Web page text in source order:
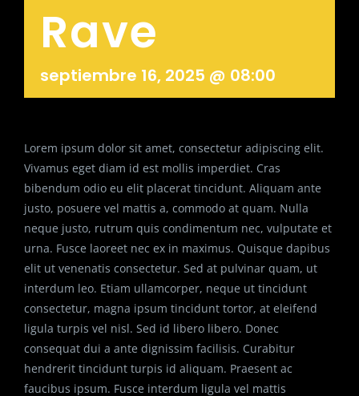
Rave
septiembre 16, 2025 @ 08:00
Lorem ipsum dolor sit amet, consectetur adipiscing elit.
Vivamus eget diam id est mollis imperdiet. Cras
bibendum odio eu elit placerat tincidunt. Aliquam ante
justo, posuere vel mattis a, commodo at quam. Nulla
neque justo, rutrum quis condimentum nec, vulputate et
urna. Fusce laoreet nec ex in maximus. Quisque dapibus
elit ut venenatis consectetur. Sed at pulvinar quam, ut
interdum leo. Etiam ullamcorper, neque ut tincidunt
consectetur, magna ipsum tincidunt tortor, at eleifend
ligula turpis vel nisl. Sed id libero libero. Donec
consequat dui a ante dignissim facilisis. Curabitur
hendrerit tincidunt turpis id aliquam. Praesent ac
faucibus ipsum. Fusce interdum ligula vel mattis